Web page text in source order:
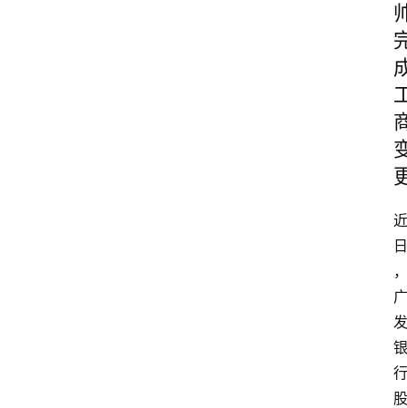
近
日
，
广
发
银
行
股